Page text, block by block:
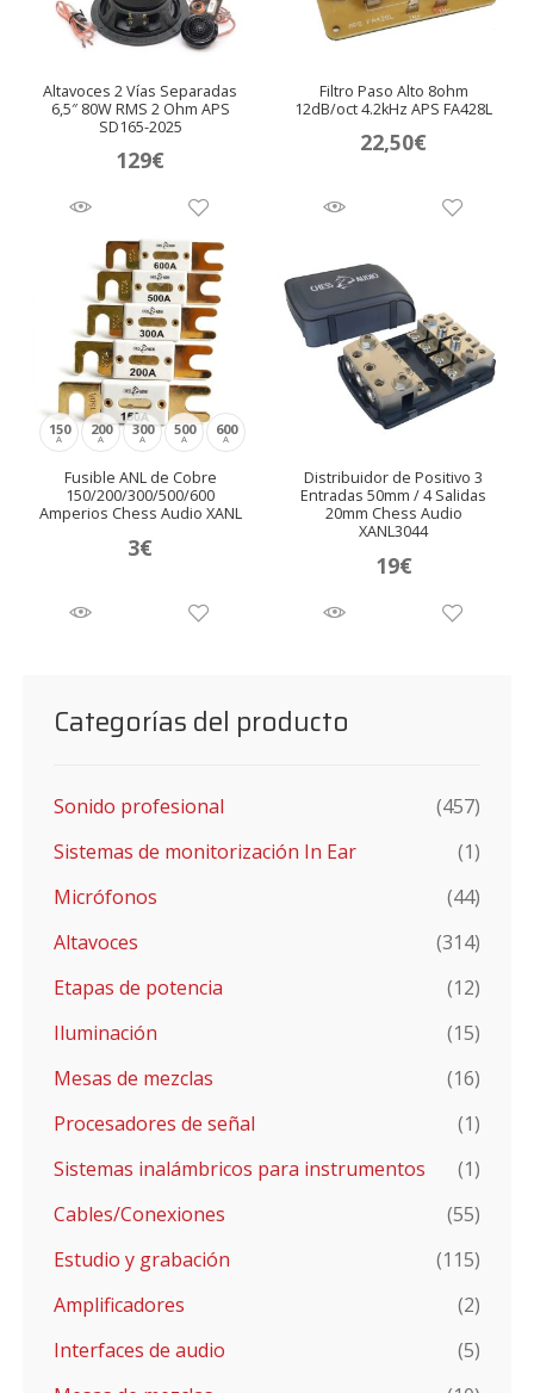
Altavoces 2 Vías Separadas
6,5″ 80W RMS 2 Ohm APS
SD165-2025
129€
Filtro Paso Alto 8ohm
12dB/oct 4.2kHz APS FA428L
22,50€
150
A
200
A
300
A
500
A
600
A
Fusible ANL de Cobre
150/200/300/500/600
Amperios Chess Audio XANL
3€
Distribuidor de Positivo 3
Entradas 50mm / 4 Salidas
20mm Chess Audio
XANL3044
19€
Categorías del producto
Sonido profesional
(457)
Sistemas de monitorización In Ear
(1)
Micrófonos
(44)
Altavoces
(314)
Etapas de potencia
(12)
Iluminación
(15)
Mesas de mezclas
(16)
Procesadores de señal
(1)
Sistemas inalámbricos para instrumentos
(1)
Cables/Conexiones
(55)
Estudio y grabación
(115)
Amplificadores
(2)
Interfaces de audio
(5)